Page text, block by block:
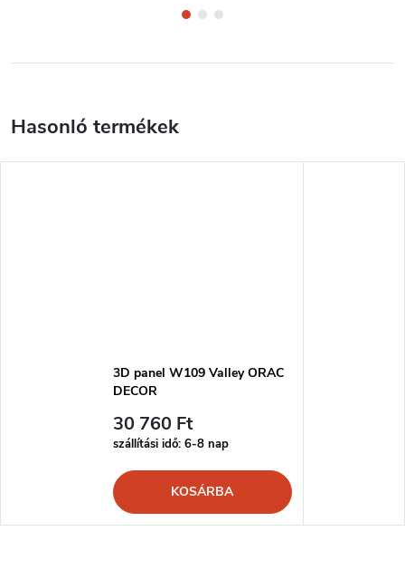
3D panel W109 Valley ORAC
DECOR
30 760 Ft
szállítási idő: 6-8 nap
KOSÁRBA